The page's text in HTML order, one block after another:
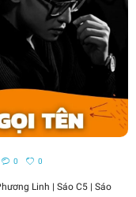
0 0
Linh | Sáo C5 | Sáo